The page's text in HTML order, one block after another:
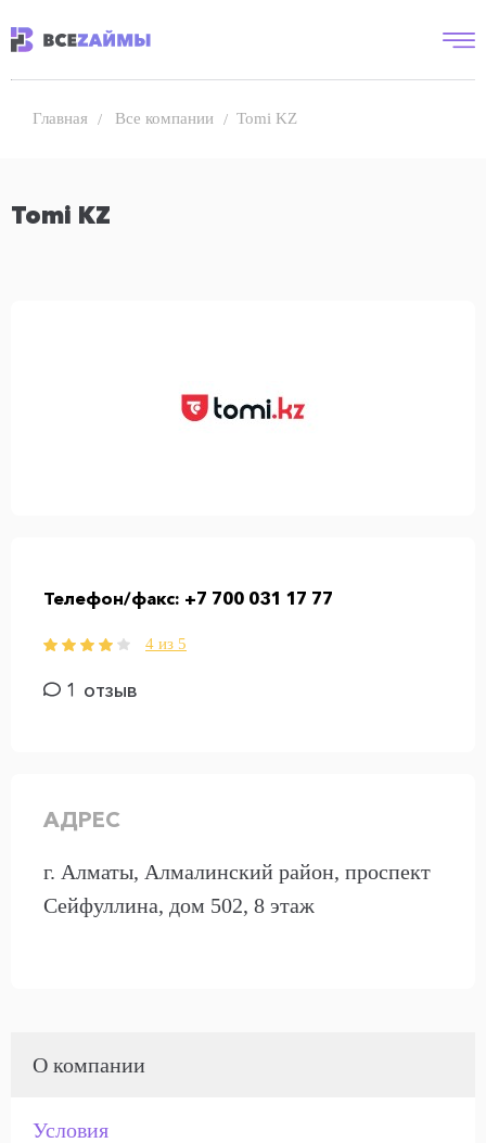
Главная Все компании Tomi KZ
Tomi KZ
Телефон/факс: +7 700 031 17 77
4 из 5
1 отзыв
АДРЕС
г. Алматы, Алмалинский район, проспект
Сейфуллина, дом 502, 8 этаж
О компании
Условия